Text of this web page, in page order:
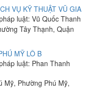
VỤ KỸ THUẬT VŨ GIA
luật: Vũ Quốc Thanh
Tây Thạnh, Quận
MỸ LÔ B
luật: Phan Thanh
Mỹ, Phường Phú Mỹ,